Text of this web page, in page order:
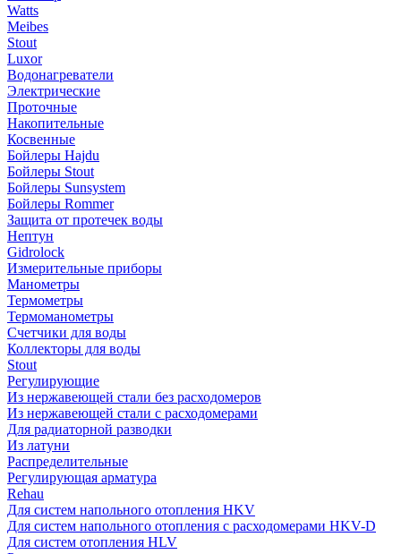
Watts
Meibes
Stout
Luxor
Водонагреватели
Электрические
Проточные
Накопительные
Косвенные
Бойлеры Hajdu
Бойлеры Stout
Бойлеры Sunsystem
Бойлеры Rommer
Защита от протечек воды
Нептун
Gidrolock
Измерительные приборы
Манометры
Термометры
Термоманометры
Счетчики для воды
Коллекторы для воды
Stout
Регулирующие
Из нержавеющей стали без расходомеров
Из нержавеющей стали с расходомерами
Для радиаторной разводки
Из латуни
Распределительные
Регулирующая арматура
Rehau
Для систем напольного отопления HKV
Для систем напольного отопления с расходомерами HKV-D
Для систем отопления HLV